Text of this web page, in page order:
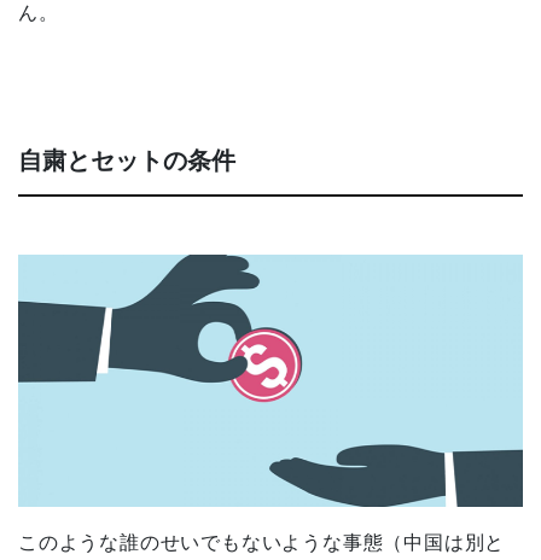
ん。
自粛とセットの条件
このような誰のせいでもないような事態（中国は別と